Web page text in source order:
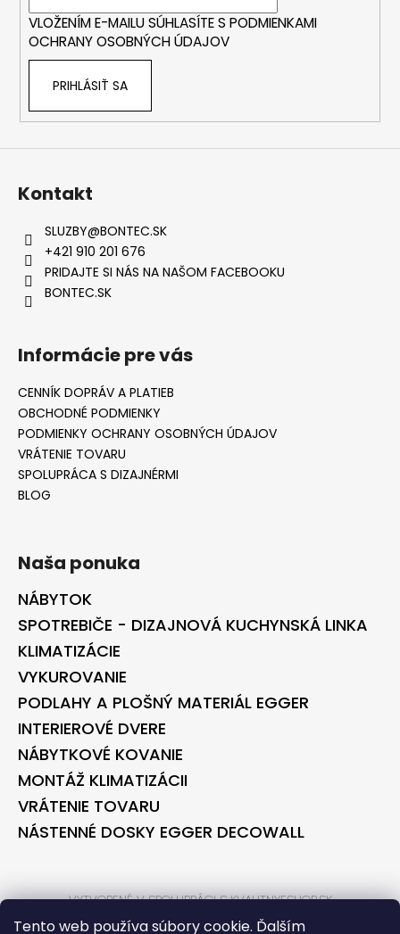
Tento web používa súbory cookie. Ďalším
VLOŽENÍM E-MAILU SÚHLASÍTE S PODMIENKAMI
OCHRANY OSOBNÝCH ÚDAJOV
PRIHLÁSIŤ SA
Kontakt
SLUZBY@BONTEC.SK
+421 910 201 676
PRIDAJTE SI NÁS NA NAŠOM FACEBOOKU
BONTEC.SK
Informácie pre vás
CENNÍK DOPRÁV A PLATIEB
OBCHODNÉ PODMIENKY
PODMIENKY OCHRANY OSOBNÝCH ÚDAJOV
VRÁTENIE TOVARU
SPOLUPRÁCA S DIZAJNÉRMI
BLOG
Naša ponuka
NÁBYTOK
SPOTREBIČE - DIZAJNOVÁ KUCHYNSKÁ LINKA
KLIMATIZÁCIE
VYKUROVANIE
PODLAHY A PLOŠNÝ MATERIÁL EGGER
INTERIEROVÉ DVERE
NÁBYTKOVÉ KOVANIE
MONTÁŽ KLIMATIZÁCII
VRÁTENIE TOVARU
NÁSTENNÉ DOSKY EGGER DECOWALL
VYTVORENÉ V SPOLUPRÁCI S KVALITNYESHOP.SK
VYTVORENÉ V SPOLUPRÁCI S BONTEC.SK